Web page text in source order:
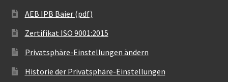
AEB IPB Baier (pdf)
Zertifikat ISO 9001:2015
Privatsphäre-Einstellungen ändern
Historie der Privatsphäre-Einstellungen